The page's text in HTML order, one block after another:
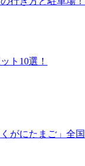
ト10選！
がにたまご」全国